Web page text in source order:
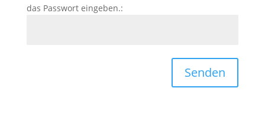
das Passwort eingeben.:
Senden